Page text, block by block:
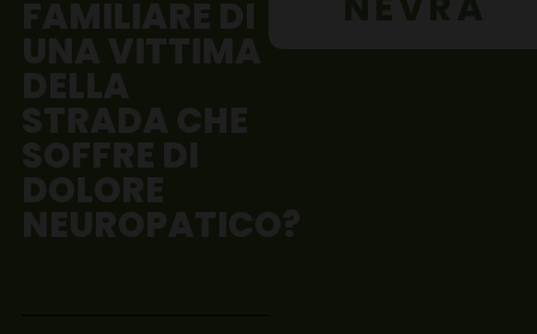
FAMILIARE DI
UNA VITTIMA
DELLA
STRADA CHE
SOFFRE DI
DOLORE
NEUROPATICO?